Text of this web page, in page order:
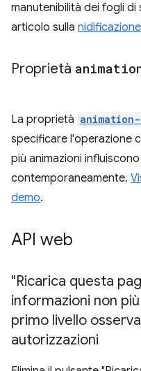
manutenibilità dei fogli di
articolo sulla
Proprietà
La proprietà
specificare l'operazione
più animazioni
contemporaneamente.
demo.
API web
"Ricarica questa
informazioni non
primo livello
autorizzazioni